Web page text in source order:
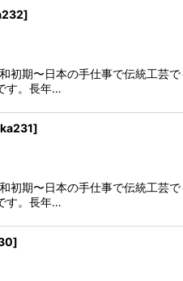
]
初期〜日本の手仕事で伝統工芸
す。長年…
ka231]
初期〜日本の手仕事で伝統工芸
す。長年…
]